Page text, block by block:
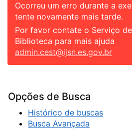
Ocorreu um erro durante a
tente novamente mais tarde.
Por favor contate o Serviço
Biblioteca para mais ajuda
admin.cest@ijsn.es.gov.br
Opções de Busca
Histórico de buscas
Busca Avançada